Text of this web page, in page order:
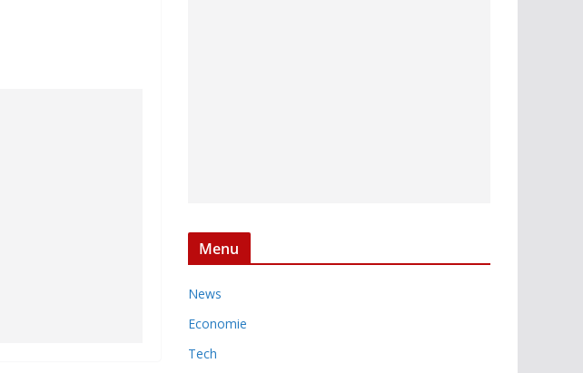
Menu
News
Economie
Tech